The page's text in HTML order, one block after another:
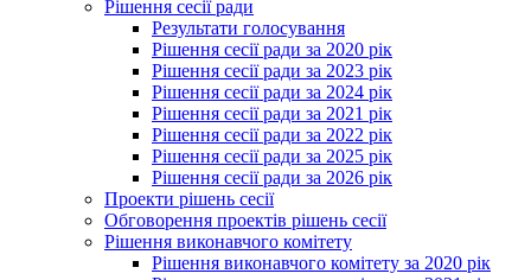
Рішення сесії ради
Результати голосування
Рішення сесії ради за 2020 рік
Рішення сесії ради за 2023 рік
Рішення сесії ради за 2024 рік
Рішення сесії ради за 2021 рік
Рішення сесії ради за 2022 рік
Рішення сесії ради за 2025 рік
Рішення сесії ради за 2026 рік
Проекти рішень сесії
Обговорення проектів рішень сесії
Рішення виконавчого комітету
Рішення виконавчого комітету за 2020 рік